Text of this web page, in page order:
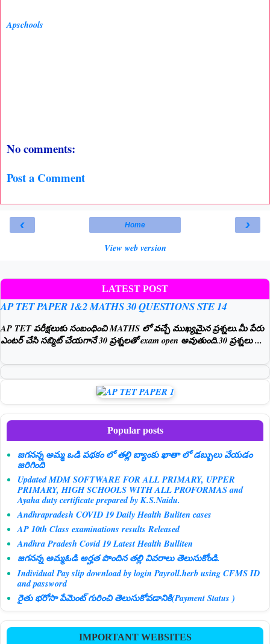
Apschools
No comments:
Post a Comment
‹ ›
Home
View web version
LATEST POST
AP TET PAPER 1&2 MATHS 30 QUESTIONS STE 14
AP TET పరీక్షలుకు సంబంధించి MATHS లో వచ్చే ముఖ్యమైన ప్రశ్నలు.మీ పేరు
ఎంటర్ చేసి సబ్మిట్ చేయగానే 30 ప్రశ్నలతో exam open అవుతుంది.30 ప్రశ్నలు ...
Popular posts
జగనన్న అమ్మ ఒడి పథకం లో తల్లి బ్యాంకు ఖాతా లో డబ్బులు వేయడం
జరిగింది
Updated MDM SOFTWARE FOR ALL PRIMARY, UPPER
PRIMARY, HIGH SCHOOLS WITH ALL PROFORMAS and
Ayaha duty certificate prepared by K.S.Naidu.
Andhrapradesh COVID 19 Daily Health Buliten cases
AP 10th Class examinations results Released
Andhra Pradesh Covid 19 Latest Health Bulliten
జగనన్న అమ్మఓడి అర్హత పొందిన తల్లి వివరాలు తెలుసుకోండి.
Individual Pay slip download by login Payroll.herb using CFMS ID
and password
రైతు భరోసా పేమెంట్ గురించి తెలుసుకోవడానికి(Payment Status )
IMPORTANT WEBSITES